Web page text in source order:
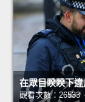
在眾目睽睽下
觀看次數：26533